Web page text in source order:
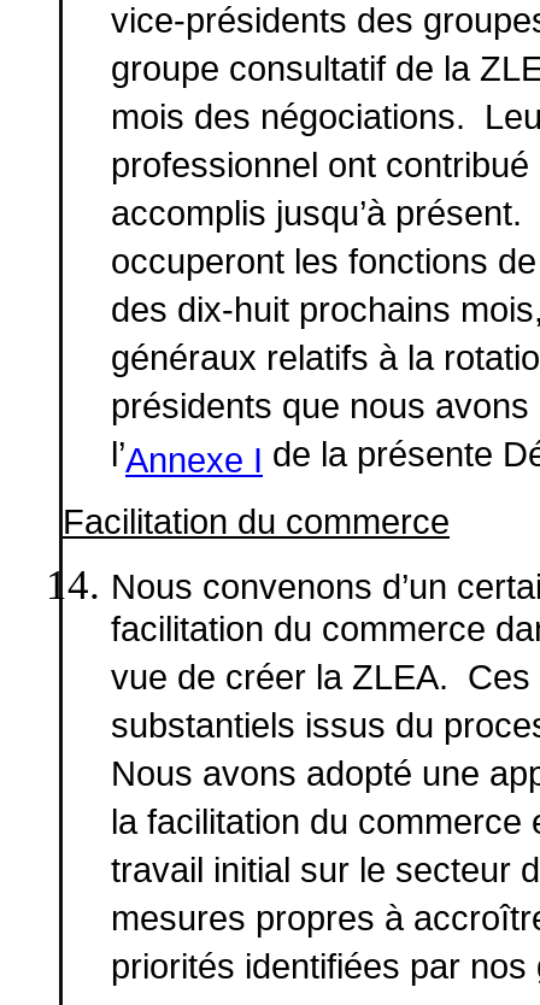
vice-présidents des
groupe consultatif de la
mois des négociations.
professionnel ont
accomplis jusqu’à
occuperont les fonctions
des dix-huit prochains
généraux relatifs à la
présidents que nous
l’Annexe I de la présente
Facilitation du commerce
Nous convenons d’un
facilitation du commerce
vue de créer la ZLEA.
substantiels issus du
Nous avons adopté une
la facilitation du commerce
travail initial sur le secteur
mesures propres à
priorités identifiées par nos